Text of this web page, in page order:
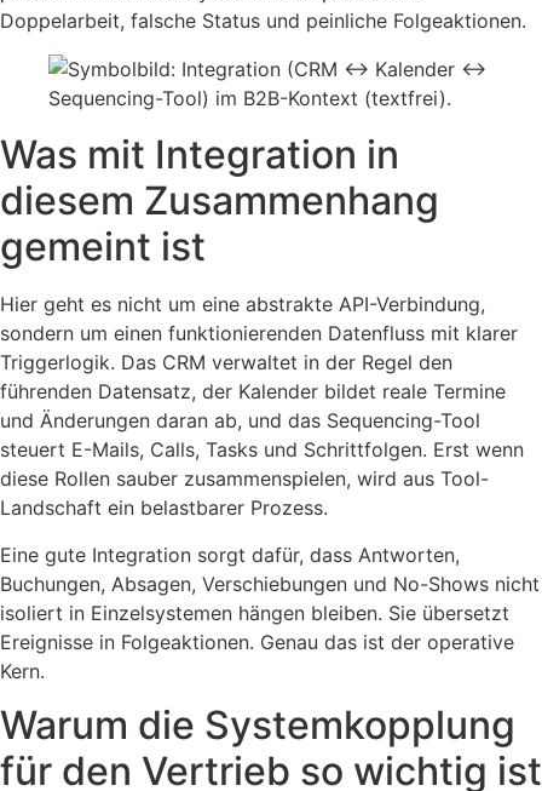
Doppelarbeit, falsche Status und peinliche Folgeaktionen.
Was mit Integration in
diesem Zusammenhang
gemeint ist
Hier geht es nicht um eine abstrakte API-Verbindung,
sondern um einen funktionierenden Datenfluss mit klarer
Triggerlogik. Das CRM verwaltet in der Regel den
führenden Datensatz, der Kalender bildet reale Termine
und Änderungen daran ab, und das Sequencing-Tool
steuert E-Mails, Calls, Tasks und Schrittfolgen. Erst wenn
diese Rollen sauber zusammenspielen, wird aus Tool-
Landschaft ein belastbarer Prozess.
Eine gute Integration sorgt dafür, dass Antworten,
Buchungen, Absagen, Verschiebungen und No-Shows nicht
isoliert in Einzelsystemen hängen bleiben. Sie übersetzt
Ereignisse in Folgeaktionen. Genau das ist der operative
Kern.
Warum die Systemkopplung
für den Vertrieb so wichtig ist